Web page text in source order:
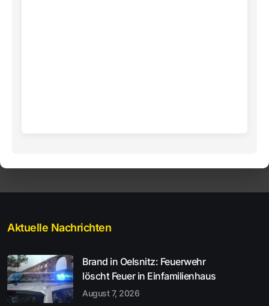
Aktuelle Nachrichten
Brand in Oelsnitz: Feuerwehr
löscht Feuer in Einfamilienhaus
August 7, 2026